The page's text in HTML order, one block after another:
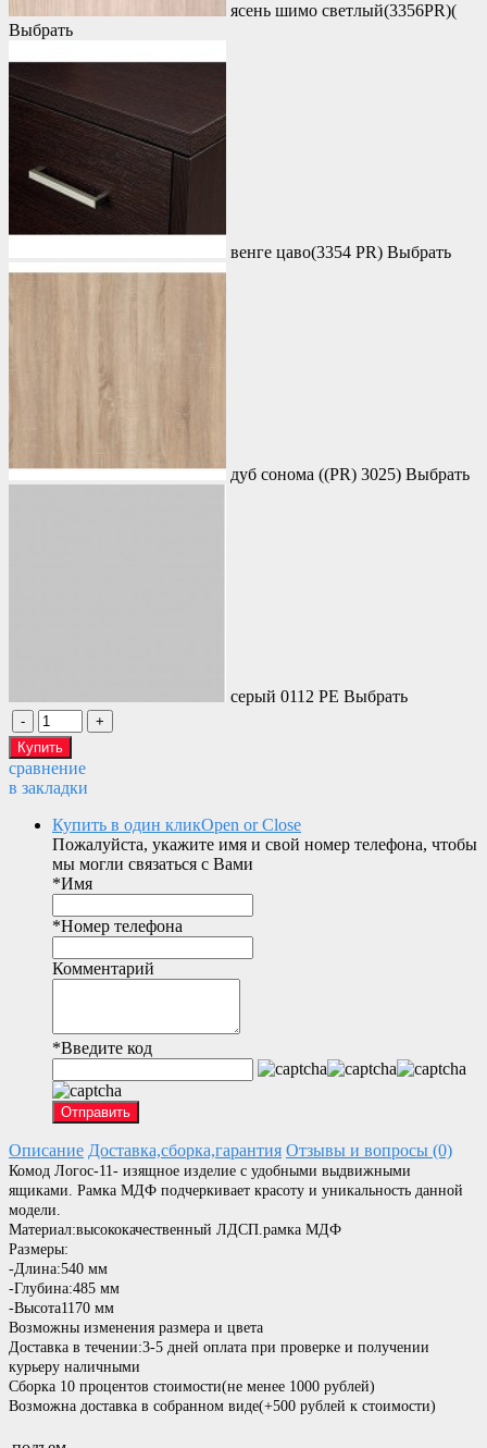
ясень шимо светлый(3356PR)(
Выбрать
венге цаво(3354 PR) Выбрать
дуб сонома ((PR) 3025) Выбрать
серый 0112 PE Выбрать
сравнение
в закладки
Купить в один кликOpen or Close
Пожалуйста, укажите имя и свой номер телефона, чтобы
мы могли связаться с Вами
*Имя
*Номер телефона
Комментарий
*Введите код
Отправить
Описание Доставка,сборка,гарантия Отзывы и вопросы (0)
Комод Логос-11- изящное изделие с удобными выдвижными
ящиками. Рамка МДФ подчеркивает красоту и уникальность данной
модели.
Материал:высококачественный ЛДСП.рамка МДФ
Размеры:
-Длина:540 мм
-Глубина:485 мм
-Высота1170 мм
Возможны изменения размера и цвета
Доставка в течении:3-5 дней оплата при проверке и получении
курьеру наличными
Сборка 10 процентов стоимости(не менее 1000 рублей)
Возможна доставка в собранном виде(+500 рублей к стоимости)